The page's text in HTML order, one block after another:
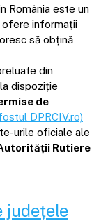
România este un
ofere informații
să obțină
din
dispoziție
de
DPRCIV.ro)
urile oficiale ale
Rutiere
județele